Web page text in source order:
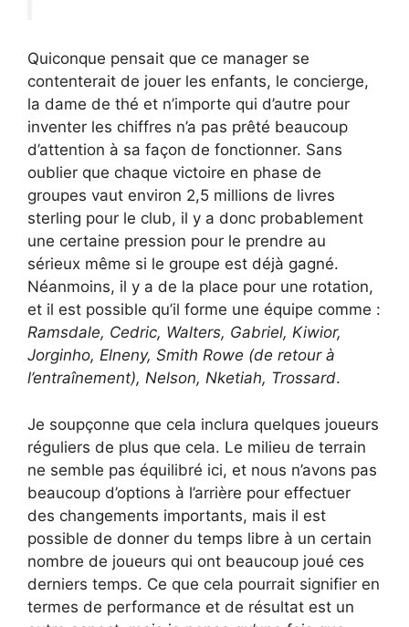
Quiconque pensait que ce manager se
contenterait de jouer les enfants, le concierge,
la dame de thé et n’importe qui d’autre pour
inventer les chiffres n’a pas prêté beaucoup
d’attention à sa façon de fonctionner. Sans
oublier que chaque victoire en phase de
groupes vaut environ 2,5 millions de livres
sterling pour le club, il y a donc probablement
une certaine pression pour le prendre au
sérieux même si le groupe est déjà gagné.
Néanmoins, il y a de la place pour une rotation,
et il est possible qu’il forme une équipe comme :
Ramsdale, Cedric, Walters, Gabriel, Kiwior,
Jorginho, Elneny, Smith Rowe (de retour à
l’entraînement), Nelson, Nketiah, Trossard.
Je soupçonne que cela inclura quelques joueurs
réguliers de plus que cela. Le milieu de terrain
ne semble pas équilibré ici, et nous n’avons pas
beaucoup d’options à l’arrière pour effectuer
des changements importants, mais il est
possible de donner du temps libre à un certain
nombre de joueurs qui ont beaucoup joué ces
derniers temps. Ce que cela pourrait signifier en
termes de performance et de résultat est un